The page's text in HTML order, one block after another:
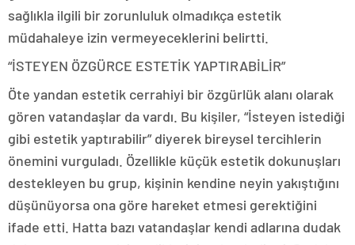
sağlıkla ilgili bir zorunluluk olmadıkça estetik
müdahaleye izin vermeyeceklerini belirtti.
“İSTEYEN ÖZGÜRCE ESTETİK YAPTIRABİLİR”
Öte yandan estetik cerrahiyi bir özgürlük alanı olarak
gören vatandaşlar da vardı. Bu kişiler, “İsteyen istediği
gibi estetik yaptırabilir” diyerek bireysel tercihlerin
önemini vurguladı. Özellikle küçük estetik dokunuşları
destekleyen bu grup, kişinin kendine neyin yakıştığını
düşünüyorsa ona göre hareket etmesi gerektiğini
ifade etti. Hatta bazı vatandaşlar kendi adlarına dudak